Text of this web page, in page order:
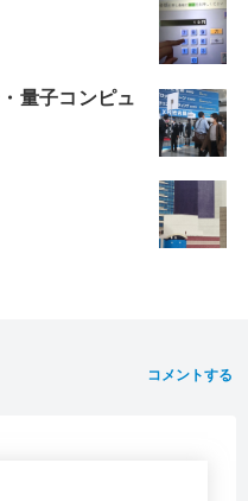
量子コンピュ
コメントする